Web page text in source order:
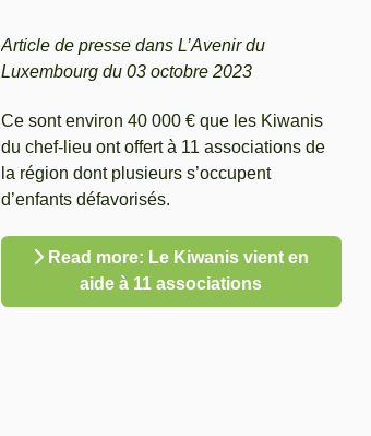
Article de presse dans L’Avenir du
Luxembourg du 03 octobre 2023
Ce sont environ 40 000 € que les Kiwanis
du chef-lieu ont offert à 11 associations de
la région dont plusieurs s’occupent
d’enfants défavorisés.
Read more: Le Kiwanis vient en
aide à 11 associations